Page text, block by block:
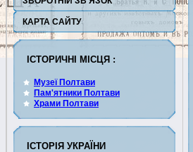
КАРТА САЙТУ
ІСТОРИЧНІ МІСЦЯ :
Музеї Полтави
Пам'ятники Полтави
Храми Полтави
ІСТОРІЯ УКРАЇНИ